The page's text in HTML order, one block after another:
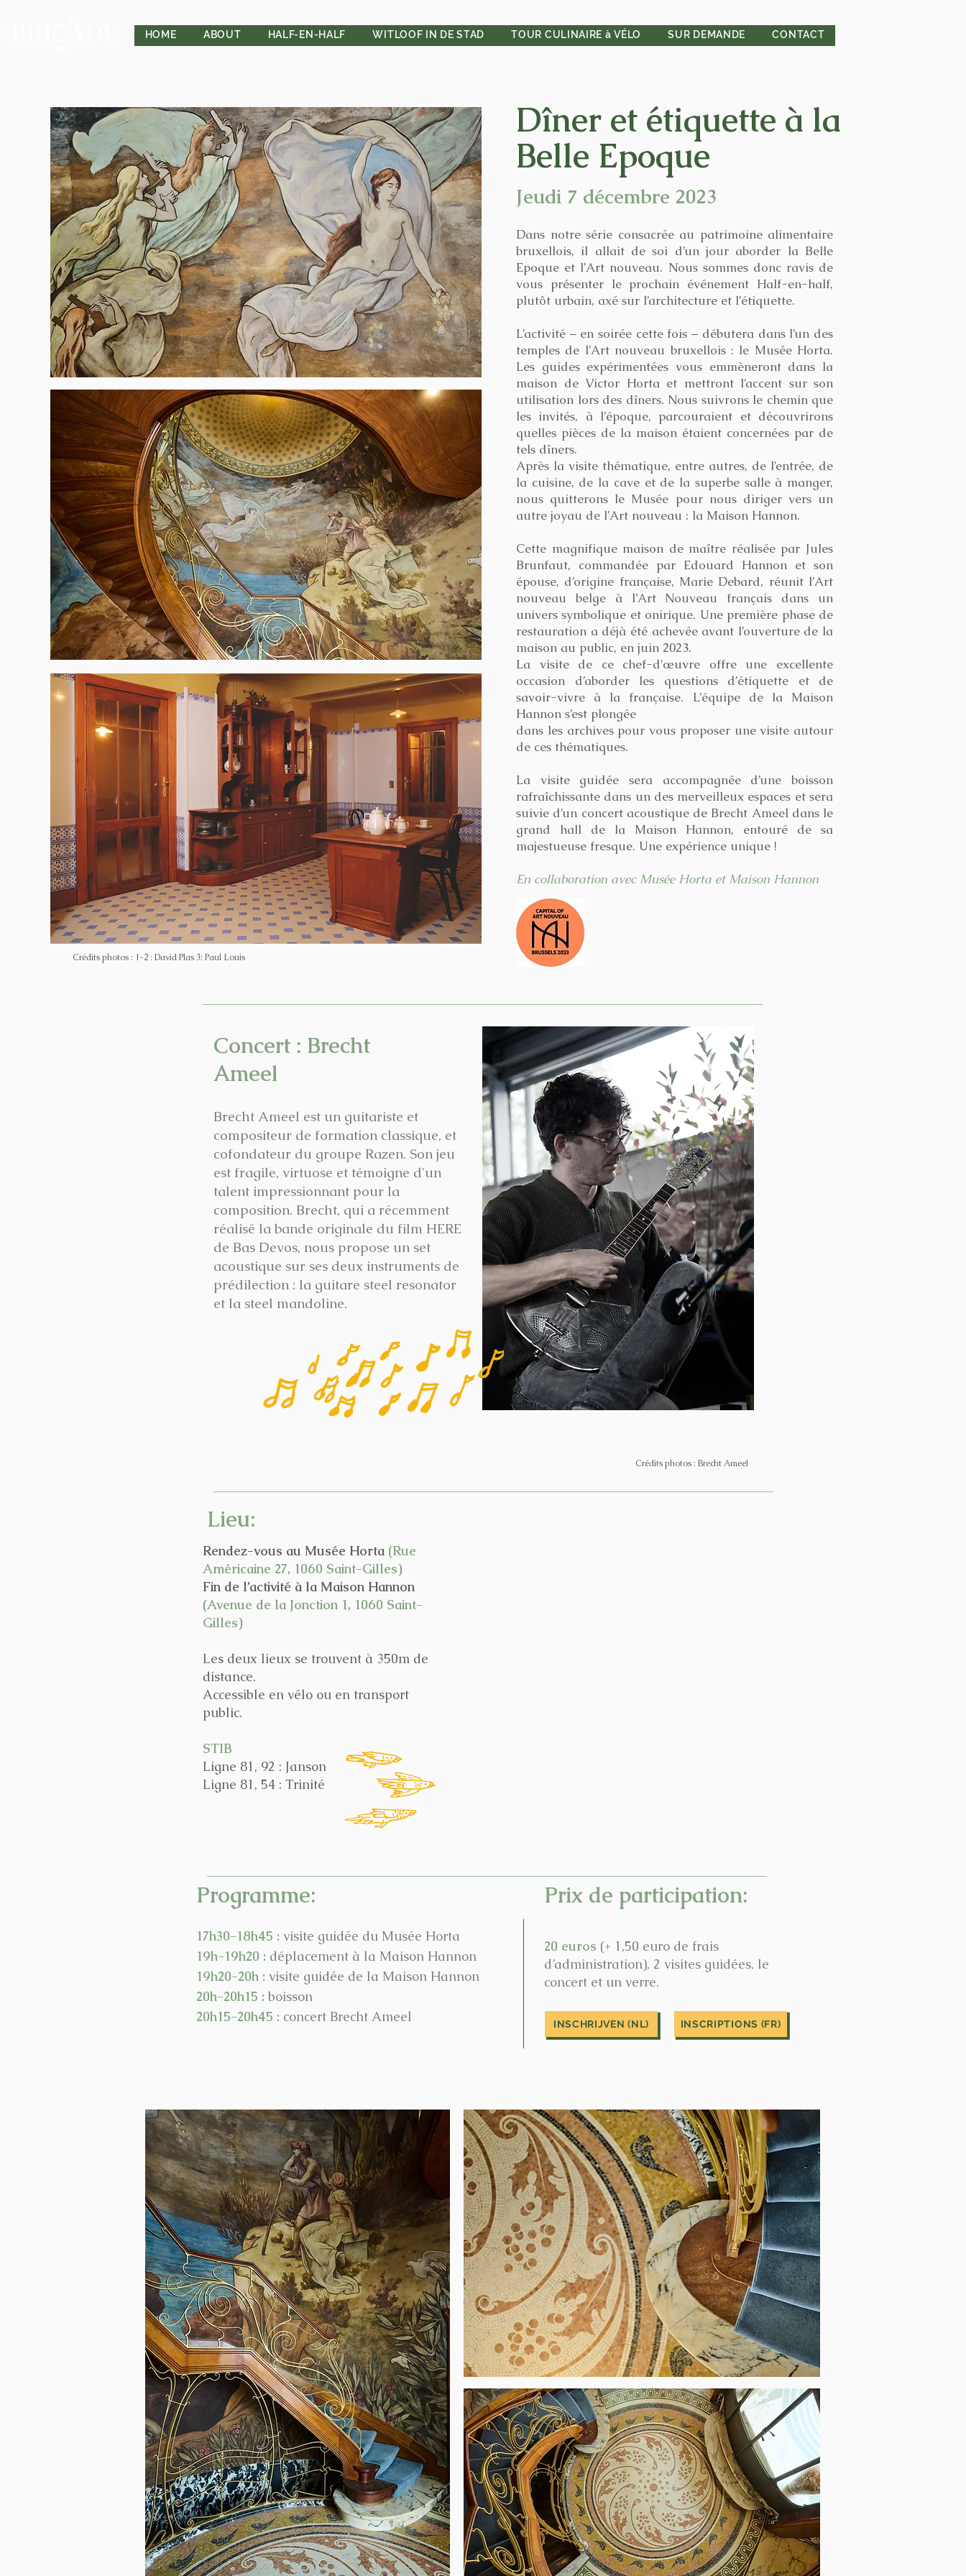
HOME ABOUT HALF-EN-HALF WITLOOF IN DE STAD TOUR CULINAIRE à VÉLO SUR DEMANDE CONTACT
Crédits photos : 1-2 : David Plas 3: Paul Louis
Dîner et étiquette à la
Belle Epoque
Jeudi 7 décembre 2023
Dans notre série consacrée au patrimoine alimentaire
bruxellois, il allait de soi d’un jour aborder la Belle
Epoque et l’Art nouveau. Nous sommes donc ravis de
vous présenter le prochain événement Half-en-half,
plutôt urbain, axé sur l’architecture et l’étiquette.
L’activité – en soirée cette fois – débutera dans l’un des
temples de l’Art nouveau bruxellois : le Musée Horta.
Les guides expérimentées vous emmèneront dans la
maison de Victor Horta et mettront l’accent sur son
utilisation lors des dîners. Nous suivrons le chemin que
les invités, à l’époque, parcouraient et découvrirons
quelles pièces de la maison étaient concernées par de
tels dîners.
Après la visite thématique, entre autres, de l’entrée, de
la cuisine, de la cave et de la superbe salle à manger,
nous quitterons le Musée pour nous diriger vers un
autre joyau de l’Art nouveau : la Maison Hannon.
Cette magnifique maison de maître réalisée par Jules
Brunfaut, commandée par Edouard Hannon et son
épouse, d’origine française, Marie Debard, réunit l’Art
nouveau belge à l’Art Nouveau français dans un
univers symbolique et onirique. Une première phase de
restauration a déjà été achevée avant l’ouverture de la
maison au public, en juin 2023.
La visite de ce chef-d’œuvre offre une excellente
occasion d’aborder les questions d’étiquette et de
savoir-vivre à la française. L’équipe de la Maison
Hannon s’est plongée
dans les archives pour vous proposer une visite autour
de ces thématiques.
La visite guidée sera accompagnée d’une boisson
rafraîchissante dans un des merveilleux espaces et sera
suivie d’un concert acoustique de Brecht Ameel dans le
grand hall de la Maison Hannon, entouré de sa
majestueuse fresque. Une expérience unique !
En collaboration avec Musée Horta et Maison Hannon
Concert : Brecht
Ameel
Brecht Ameel est un guitariste et
compositeur de formation classique, et
cofondateur du groupe Razen. Son jeu
est fragile, virtuose et témoigne d'un
talent impressionnant pour la
composition. Brecht, qui a récemment
réalisé la bande originale du film HERE
de Bas Devos, nous propose un set
acoustique sur ses deux instruments de
prédilection : la guitare steel resonator
et la steel mandoline.
Crédits photos : Brecht Ameel
Lieu:
Rendez-vous au Musée Horta (Rue
Américaine 27, 1060 Saint-Gilles)
Fin de l’activité à la Maison Hannon
(Avenue de la Jonction 1, 1060 Saint-
Gilles)
Les deux lieux se trouvent à 350m de
distance.
Accessible en vélo ou en transport
public.
STIB
Ligne 81, 92 : Janson
Ligne 81, 54 : Trinité
Programme:
17h30-18h45 : visite guidée du Musée Horta
19h-19h20 : déplacement à la Maison Hannon
19h20-20h : visite guidée de la Maison Hannon
20h-20h15 : boisson
20h15-20h45 : concert Brecht Ameel
Prix de participation:
20 euros (+ 1,50 euro de frais
d’administration), 2 visites guidées, le
concert et un verre.
INSCHRIJVEN (NL) INSCRIPTIONS (FR)